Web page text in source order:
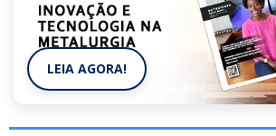
LEIA AGORA!